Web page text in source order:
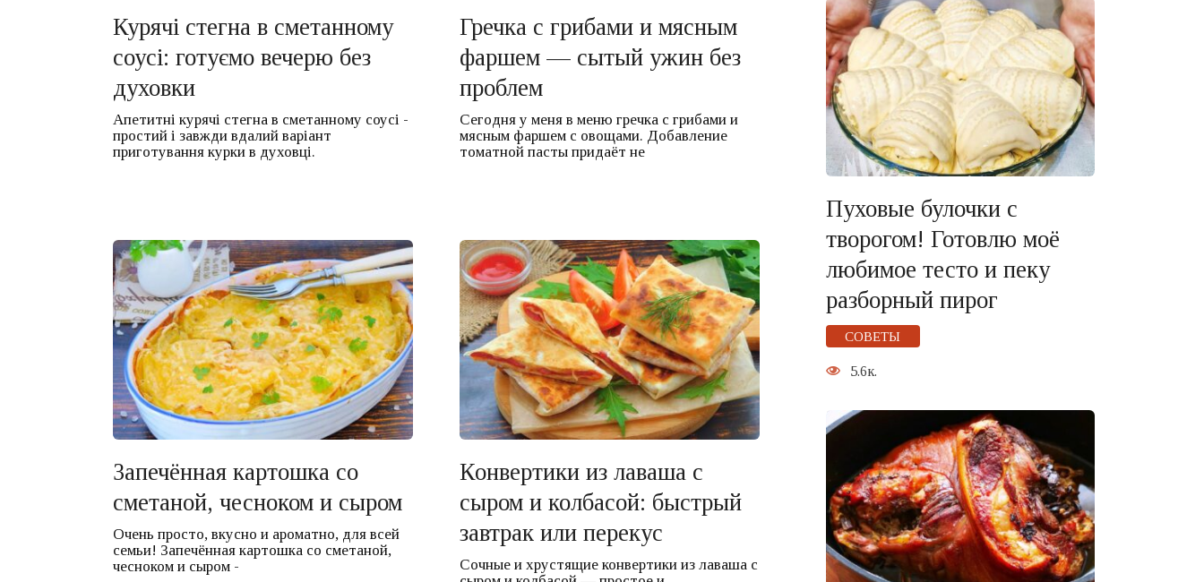
Курячі стегна в сметанному
соусі: готуємо вечерю без
духовки
Апетитні курячі стегна в сметанному соусі -
простий і завжди вдалий варіант
приготування курки в духовці.
Гречка с грибами и мясным
фаршем — сытый ужин без
проблем
Сегодня у меня в меню гречка с грибами и
мясным фаршем с овощами. Добавление
томатной пасты придаёт не
Запечённая картошка со
сметаной, чесноком и сыром
Очень просто, вкусно и ароматно, для всей
семьи! Запечённая картошка со сметаной,
чесноком и сыром -
Конвертики из лаваша с
сыром и колбасой: быстрый
завтрак или перекус
Сочные и хрустящие конвертики из лаваша с
Пуховые булочки с
творогом! Готовлю моё
любимое тесто и пеку
разборный пирог
СОВЕТЫ
5.6к.